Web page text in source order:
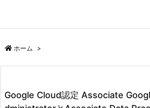
ホーム >
Google Cloud認定 Associate